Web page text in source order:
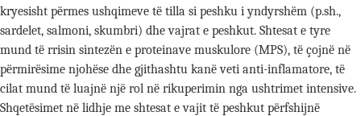
kryesisht përmes ushqimeve të tilla si peshku i yndyrshëm (p.sh.,
sardelet, salmoni, skumbri) dhe vajrat e peshkut. Shtesat e tyre
mund të rrisin sintezën e proteinave muskulore (MPS), të çojnë në
përmirësime njohëse dhe gjithashtu kanë veti anti-inflamatore, të
cilat mund të luajnë një rol në rikuperimin nga ushtrimet intensive.
Shqetësimet në lidhje me shtesat e vajit të peshkut përfshijnë